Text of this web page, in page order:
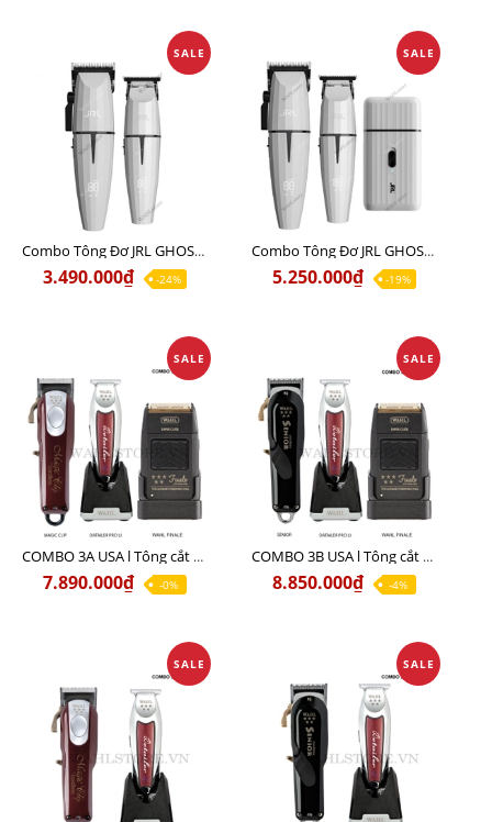
SALE
Combo Tông Đơ JRL GHOST 1 Limited Edition Chính Hãng USA
3.490.000₫ -24%
SALE
Combo Tông Đơ JRL GHOST 2 Limited Edition Chính Hãng USA
5.250.000₫ -19%
SALE
COMBO 3A USA l Tông cắt MAGIC + Tông viền DETAILER PRO LI + Cạo khô FINALE
7.890.000₫ -0%
SALE
COMBO 3B USA l Tông cắt SENIOR + Tông viền DETAILER PRO LI + Cạo khô FINALE
8.850.000₫ -4%
SALE SALE